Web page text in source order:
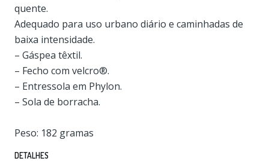
quente.
Adequado para uso urbano diário e caminhadas de
baixa intensidade.
– Gáspea têxtil.
– Fecho com velcro®.
– Entressola em Phylon.
– Sola de borracha.
Peso: 182 gramas
DETALHES